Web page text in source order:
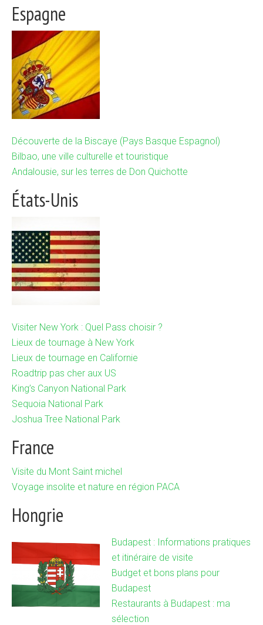
Espagne
Découverte de la Biscaye (Pays Basque Espagnol)
Bilbao, une ville culturelle et touristique
Andalousie, sur les terres de Don Quichotte
États-Unis
Visiter New York : Quel Pass choisir ?
Lieux de tournage à New York
Lieux de tournage en Californie
Roadtrip pas cher aux US
King’s Canyon National Park
Sequoia National Park
Joshua Tree National Park
France
Visite du Mont Saint michel
Voyage insolite et nature en région PACA
Hongrie
Budapest : Informations pratiques
et itinéraire de visite
Budget et bons plans pour
Budapest
Restaurants à Budapest : ma
sélection